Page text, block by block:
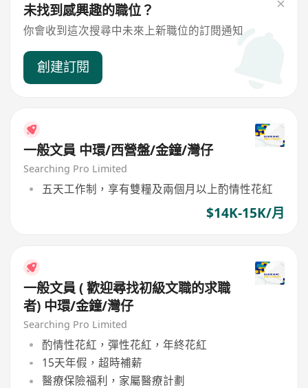
未找到感興趣的職位？
你會收到這次搜尋中未來上新職位的訂閱通知
創建訂閱
一般文員 中環/西營盤/金鐘/灣仔
Searching Pro Limited
五天工作制，享有雙糧及兩個月以上酌情性花紅
$14K-15K/月
一般文員 ( 歡迎尋找初級文職的求職
者) 中環/金鐘/灣仔
Searching Pro Limited
酌情性花紅，彈性花紅，年終花紅
15天年假，超時補薪
醫療保險福利，家屬醫療計劃